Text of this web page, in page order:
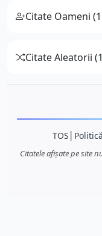
Citate Oameni
Citate Aleatorii
TOS
Citatele afișate pe site